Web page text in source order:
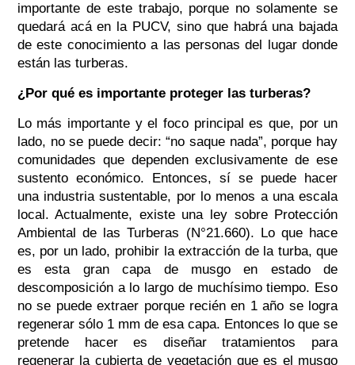
importante de este trabajo, porque no solamente se
quedará acá en la PUCV, sino que habrá una bajada
de este conocimiento a las personas del lugar donde
están las turberas.
¿Por qué es importante proteger las turberas?
Lo más importante y el foco principal es que, por un
lado, no se puede decir: “no saque nada”, porque hay
comunidades que dependen exclusivamente de ese
sustento económico. Entonces, sí se puede hacer
una industria sustentable, por lo menos a una escala
local. Actualmente, existe una ley sobre Protección
Ambiental de las Turberas (N°21.660). Lo que hace
es, por un lado, prohibir la extracción de la turba, que
es esta gran capa de musgo en estado de
descomposición a lo largo de muchísimo tiempo. Eso
no se puede extraer porque recién en 1 año se logra
regenerar sólo 1 mm de esa capa. Entonces lo que se
pretende hacer es diseñar tratamientos para
regenerar la cubierta de vegetación que es el musgo